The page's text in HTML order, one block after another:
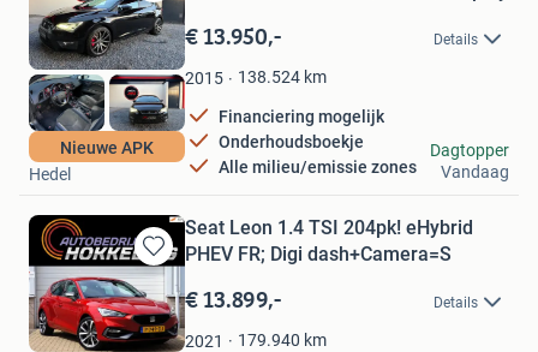
Bewaren
in
Mijn
Favorieten
Nieuwe APK
€ 13.950,- Details
2015 138.524 km
Financiering mogelijk
Onderhoudsboekje
Alle milieu/emissie zones
JWG Automotive
Hedel
Dagtopper
Vandaag
Bewaren
in
Mijn
Favorieten
Seat Leon 1.4 TSI 204pk! eHybrid
PHEV FR; Digi dash+Camera=S
€ 13.899,- Details
2021 179.940 km